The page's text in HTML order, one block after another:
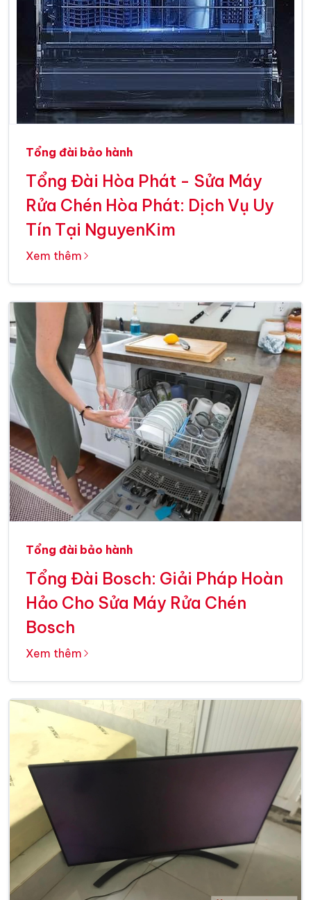
Tổng đài bảo hành
Tổng Đài Hòa Phát - Sửa Máy
Rửa Chén Hòa Phát: Dịch Vụ Uy
Tín Tại NguyenKim
Xem thêm
Tổng đài bảo hành
Tổng Đài Bosch: Giải Pháp Hoàn
Hảo Cho Sửa Máy Rửa Chén
Bosch
Xem thêm